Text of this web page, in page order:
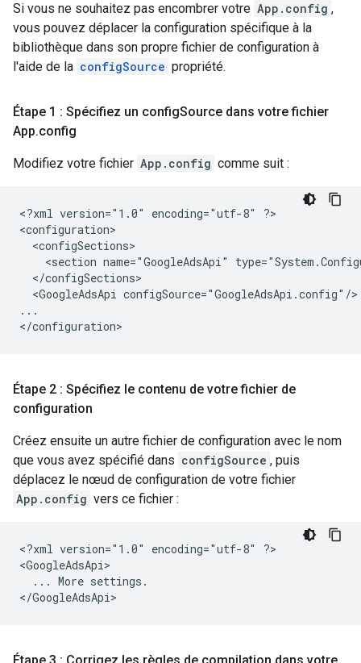
Si vous ne souhaitez pas encombrer votre App.config ,
vous pouvez déplacer la configuration spécifique à la
bibliothèque dans son propre fichier de configuration à
l'aide de la configSource propriété.
Étape 1 : Spécifiez un configSource dans votre fichier
App.config
Modifiez votre fichier App.config comme suit :
<?xml version="1.0" encoding="utf-8"
?>
<section name="GoogleAdsApi"
<GoogleAdsApi configSource="GoogleAdsApi.config"/>
...
Étape 2 : Spécifiez le contenu de votre fichier de
configuration
Créez ensuite un autre fichier de configuration avec le nom
que vous avez spécifié dans configSource , puis
déplacez le nœud de configuration de votre fichier
App.config vers ce fichier :
<?xml version="1.0" encoding="utf-8"
?>
... More settings.